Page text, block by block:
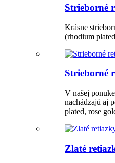
Strieborné
Krásne
(rhodium
Strieborné
V našej
nachádzajú aj
plated, rose
Zlaté